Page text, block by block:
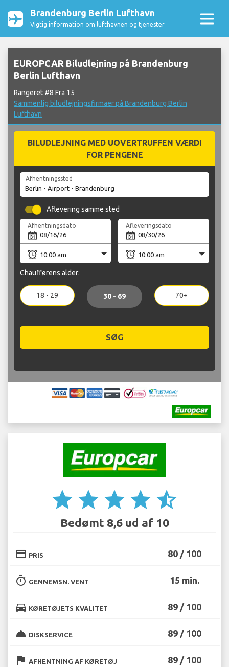
Brandenburg Berlin Lufthavn
Vigtig information om lufthavnen og tjenester
EUROPCAR Biludlejning på Brandenburg
Berlin Lufthavn
Rangeret #8 Fra 15
Sammenlig biludlejningsfirmaer på Brandenburg Berlin
Lufthavn
BILUDLEJNING MED UOVERTRUFFEN VÆRDI
FOR PENGENE
Afhentningssted
Aflevering samme sted
Afhentningsdato Afleveringsdato
Chaufførens alder:
18 - 29 30 - 69 70+
SØG
star star star star star_half
Bedømt 8,6 ud af 10
credit_card PRIS 80 / 100
timer GENNEMSN. VENT 15 min.
directions_car KØRETØJETS KVALITET 89 / 100
room_service DISKSERVICE 89 / 100
flag AFHENTNING AF KØRETØJ 89 / 100